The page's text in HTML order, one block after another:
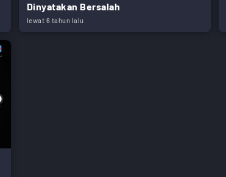
Dinyatakan Bersalah
lewat 6 tahun lalu